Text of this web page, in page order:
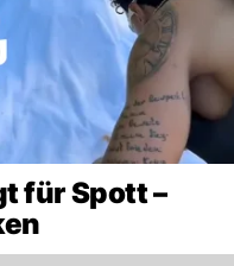
für Spott –